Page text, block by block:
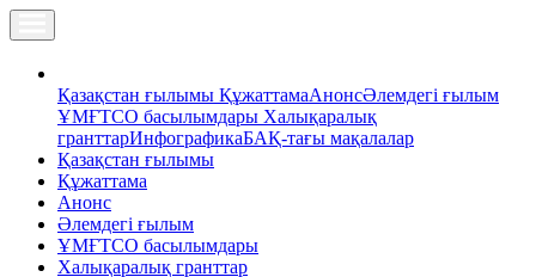
Қазақстан ғылымы ҚұжаттамаАнонсӘлемдегі ғылым
ҰМҒТСО басылымдары Халықаралық
гранттарИнфографикаБАҚ-тағы мақалалар
Қазақстан ғылымы
Құжаттама
Анонс
Әлемдегі ғылым
ҰМҒТСО басылымдары
Халықаралық гранттар